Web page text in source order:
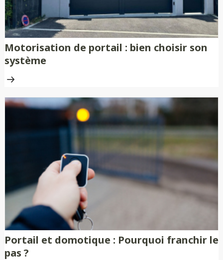
Motorisation de portail : bien choisir son
système
Portail et domotique : Pourquoi franchir le
pas ?